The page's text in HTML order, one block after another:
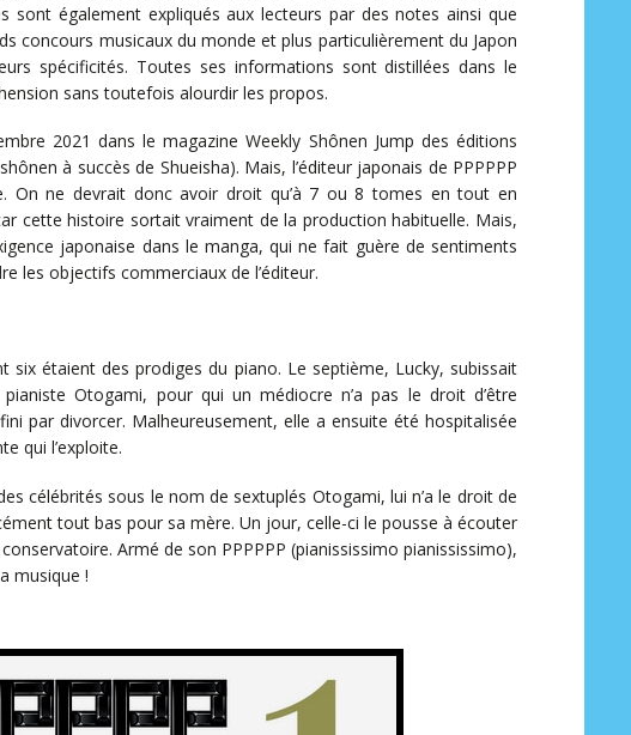
sont également expliqués aux lecteurs par des notes ainsi que
concours musicaux du monde et plus particulièrement du Japon
spécificités. Toutes ses informations sont distillées dans le
sans toutefois alourdir les propos.
2021 dans le magazine Weekly Shônen Jump des éditions
à succès de Shueisha). Mais, l’éditeur japonais de PPPPPP
On ne devrait donc avoir droit qu’à 7 ou 8 tomes en tout en
cette histoire sortait vraiment de la production habituelle. Mais,
japonaise dans le manga, qui ne fait guère de sentiments
les objectifs commerciaux de l’éditeur.
six étaient des prodiges du piano. Le septième, Lucky, subissait
Otogami, pour qui un médiocre n’a pas le droit d’être
par divorcer. Malheureusement, elle a ensuite été hospitalisée
qui l’exploite.
célébrités sous le nom de sextuplés Otogami, lui n’a le droit de
tout bas pour sa mère. Un jour, celle-ci le pousse à écouter
Armé de son PPPPPP (pianississimo pianississimo),
musique !